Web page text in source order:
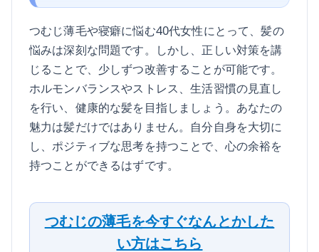
つむじ薄毛や寝癖に悩む40代女性にとって、髪の
悩みは深刻な問題です。しかし、正しい対策を講
じることで、少しずつ改善することが可能です。
ホルモンバランスやストレス、生活習慣の見直し
を行い、健康的な髪を目指しましょう。あなたの
魅力は髪だけではありません。自分自身を大切に
し、ポジティブな思考を持つことで、心の余裕を
持つことができるはずです。
つむじの薄毛を今すぐなんとかした
い方はこちら